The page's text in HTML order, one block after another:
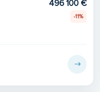
496 100 €
-11%